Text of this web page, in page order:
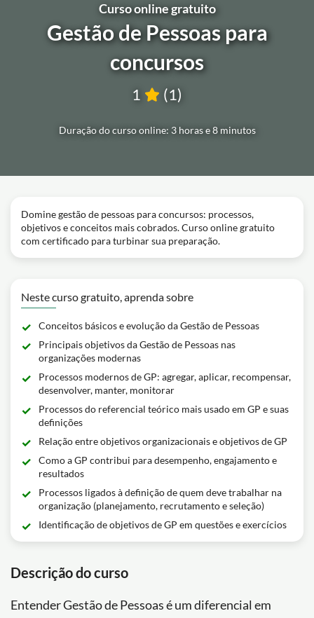
Curso online gratuito
Gestão de Pessoas para
concursos
Duração do curso online: 3 horas e 8 minutos
1 (1)
Domine gestão de pessoas para concursos: processos,
objetivos e conceitos mais cobrados. Curso online gratuito
com certificado para turbinar sua preparação.
Neste curso gratuito, aprenda sobre
Conceitos básicos e evolução da Gestão de Pessoas
Principais objetivos da Gestão de Pessoas nas
organizações modernas
Processos modernos de GP: agregar, aplicar, recompensar,
desenvolver, manter, monitorar
Processos do referencial teórico mais usado em GP e suas
definições
Relação entre objetivos organizacionais e objetivos de GP
Como a GP contribui para desempenho, engajamento e
resultados
Processos ligados à definição de quem deve trabalhar na
organização (planejamento, recrutamento e seleção)
Identificação de objetivos de GP em questões e exercícios
Descrição do curso
Entender Gestão de Pessoas é um diferencial em